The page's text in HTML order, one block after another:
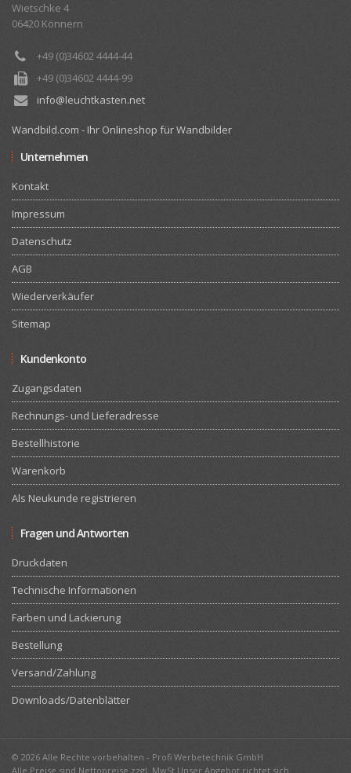
Wietschke 4
06420 Könnern
+49 (0)34602 4444-44
+49 (0)34602 4444-99
info@leuchtkasten.net
Wandbild.com - Ihr Onlineshop für Wandbilder
Unternehmen
Kontakt
Impressum
Datenschutz
AGB
Wiederverkäufer
Sitemap
Kundenkonto
Zugangsdaten
Rechnungs- und Lieferadresse
Bestellhistorie
Warenkorb
Als Neukunde registrieren
Fragen und Antworten
Druckdaten
Technische Informationen
Farben und Lackierung
Bestellung
Versand/Zahlung
Downloads/Datenblätter
© 2026 Alle Rechte vorbehalten - Profi Werbetechnik GmbH
Alle Preise sind Nettopreise zzgl. MwSt.Unser Angebot richtet sich